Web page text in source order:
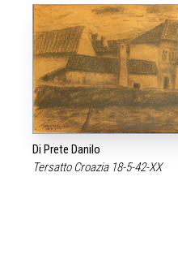
Di Prete Danilo
Tersatto Croazia 18-5-42-XX